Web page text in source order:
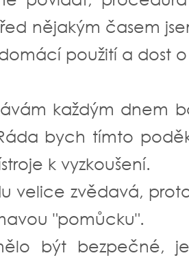
nějakým časem
použití a dost
každým dnem
Ráda bych tímto
k vyzkoušení.
velice zvědavá,
"pomůcku".
být bezpečné,